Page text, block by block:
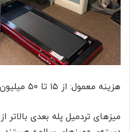
هزینه معمول: از ۱۵ تا ۵۰ میلیون تومان
میزهای تردمیل پله بعدی بالاتر